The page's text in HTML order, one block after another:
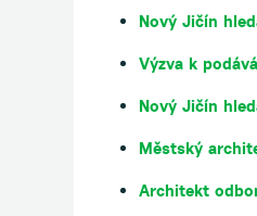
Nový Jičín
Výzva k
Nový Jičín
Městský
Architekt